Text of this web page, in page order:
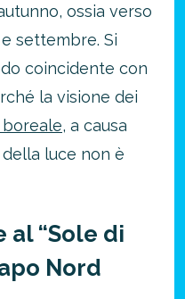
ossia verso
settembre. Si
coincidente con
la visione dei
, a causa
luce non è
al “Sole di
Nord